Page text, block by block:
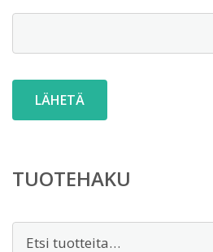
TUOTEHAKU